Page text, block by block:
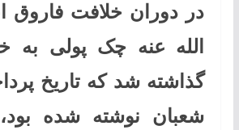
در دوران خلافت
‌الله عنه چک پولی
گذاشته شد که تاریخ
شعبان نوشته شده